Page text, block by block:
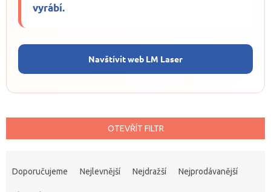
vyrábí.
Navštívit web LM Laser
OTEVŘÍT FILTR
Doporučujeme Nejlevnější Nejdražší Nejprodávanější